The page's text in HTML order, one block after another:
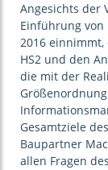
Angesichts der
Einführung von
2016
HS2 und den
die mit der
Gesamtziele
Baupartner
allen Fragen